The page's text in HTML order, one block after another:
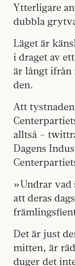
Ytterligare
dubbla
Läget är
i draget av
är långt ifrån
den.
Att
alltså –
Dagens
»Undrar vad
att deras
Det är just
mitten, är
duger det